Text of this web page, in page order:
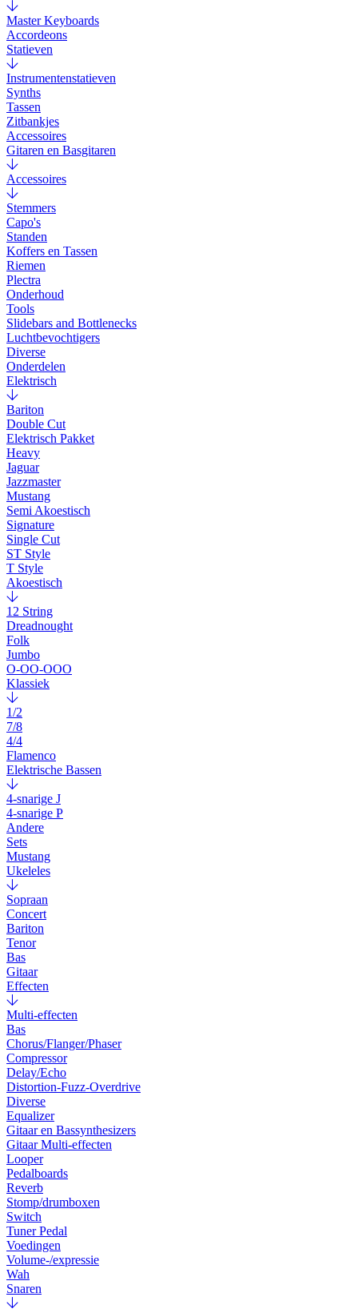
Master Keyboards
Accordeons
Statieven
Instrumentenstatieven
Synths
Tassen
Zitbankjes
Accessoires
Gitaren en Basgitaren
Accessoires
Stemmers
Capo's
Standen
Koffers en Tassen
Riemen
Plectra
Onderhoud
Tools
Slidebars and Bottlenecks
Luchtbevochtigers
Diverse
Onderdelen
Elektrisch
Bariton
Double Cut
Elektrisch Pakket
Heavy
Jaguar
Jazzmaster
Mustang
Semi Akoestisch
Signature
Single Cut
ST Style
T Style
Akoestisch
12 String
Dreadnought
Folk
Jumbo
O-OO-OOO
Klassiek
1/2
7/8
4/4
Flamenco
Elektrische Bassen
4-snarige J
4-snarige P
Andere
Sets
Mustang
Ukeleles
Sopraan
Concert
Bariton
Tenor
Bas
Gitaar
Effecten
Multi-effecten
Bas
Chorus/Flanger/Phaser
Compressor
Delay/Echo
Distortion-Fuzz-Overdrive
Diverse
Equalizer
Gitaar en Bassynthesizers
Gitaar Multi-effecten
Looper
Pedalboards
Reverb
Stomp/drumboxen
Switch
Tuner Pedal
Voedingen
Volume-/expressie
Wah
Snaren